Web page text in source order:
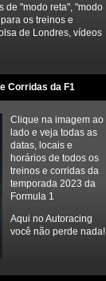
de "modo reta", "modo
os treinos e
de Londres, vídeos
Corridas da F1
Clique na imagem ao
lado e veja todas as
datas, locais e
horários de todos os
treinos e corridas da
temporada 2023 da
Formula 1
Aqui no Autoracing
você não perde nada!